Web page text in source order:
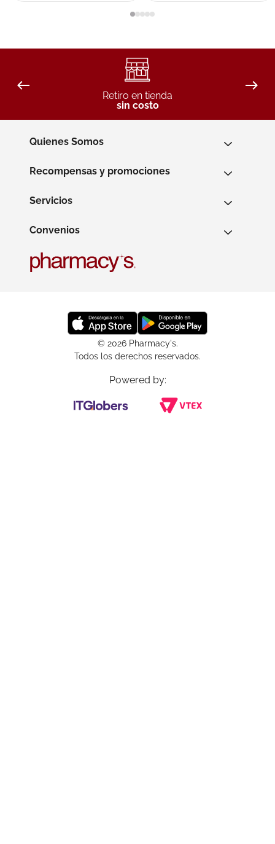
Retiro en tienda
sin costo
Quienes Somos
Recompensas y promociones
Servicios
Convenios
© 2026 Pharmacy's.
Todos los derechos reservados.
Powered by: